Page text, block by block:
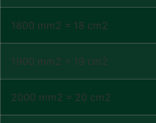
1800 mm2 = 18 cm2
1900 mm2 = 19 cm2
2000 mm2 = 20 cm2